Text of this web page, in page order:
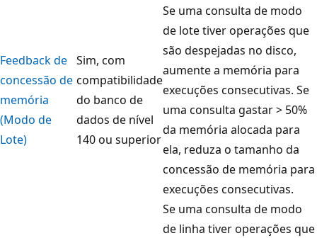
Feedback de
concessão de
memória
(Modo de
Lote)
Sim, com
compatibilidade
do banco de
dados de nível
140 ou superior
Se uma consulta de modo
de lote tiver operações que
são despejadas no disco,
aumente a memória para
execuções consecutivas. Se
uma consulta gastar > 50%
da memória alocada para
ela, reduza o tamanho da
concessão de memória para
execuções consecutivas.
Se uma consulta de modo
de linha tiver operações que